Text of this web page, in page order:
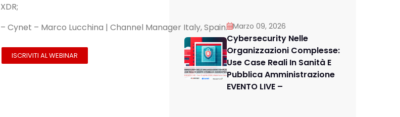
XDR;
– Cynet – Marco Lucchina | Channel Manager Italy, Spain.
ISCRIVITI AL WEBINAR
Marzo 09, 2026
Cybersecurity Nelle
Organizzazioni Complesse:
Use Case Reali In Sanità E
Pubblica Amministrazione
EVENTO LIVE –